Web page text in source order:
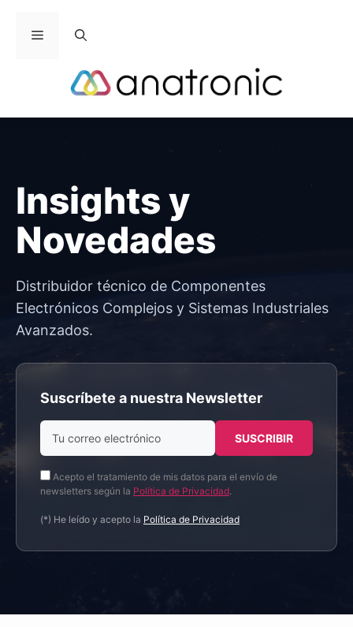
Menú
Insights y
Novedades
Distribuidor técnico de Componentes
Electrónicos Complejos y Sistemas Industriales
Avanzados.
Suscríbete a nuestra Newsletter
Acepto el tratamiento de mis datos para el envío de
newsletters según la Política de Privacidad.
(*) He leído y acepto la Política de Privacidad